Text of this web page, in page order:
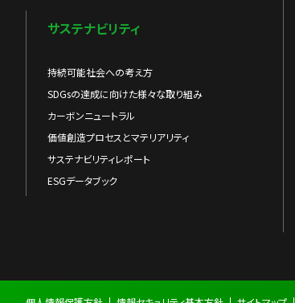
サステナビリティ
持続可能社会への考え方
SDGsの達成に向けた様々な取り組み
カーボンニュートラル
価値創造プロセスとマテリアリティ
サステナビリティレポート
ESGデータブック